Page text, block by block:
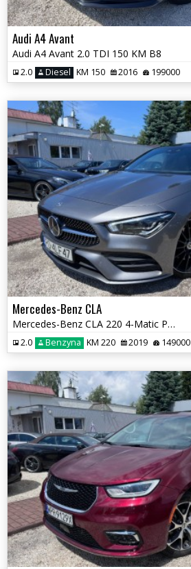
Audi A4 Avant
Audi A4 Avant 2.0 TDI 150 KM B8
2.0 Diesel KM 150 2016 199000
Mercedes-Benz CLA
Mercedes-Benz CLA 220 4-Matic Pakiet AMG Salon Polska
2.0 Benzyna KM 220 2019 149000